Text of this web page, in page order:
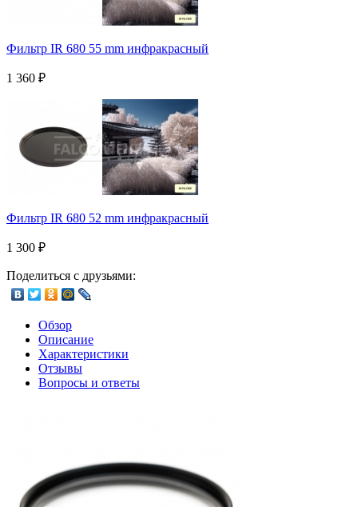
Фильтр IR 680 55 mm инфракрасный
1 360 ₽
Фильтр IR 680 52 mm инфракрасный
1 300 ₽
Поделиться с друзьями:
Обзор
Описание
Характеристики
Отзывы
Вопросы и ответы